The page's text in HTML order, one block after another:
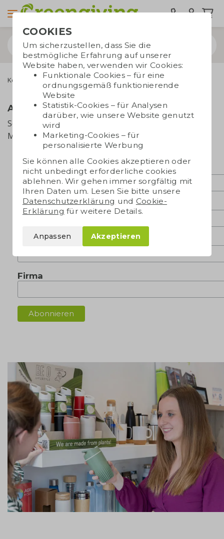
Kontakt Anmelden newsletter
Anmelden Newsletter
Schön, dass Sie auf dem Laufenden bleiben wollen!
Melden Sie sich hier für unseren Newsletter an.
E-Mail-Addresse*
Vorname
Nachname
Firma
COOKIES
Um sicherzustellen, dass Sie die
bestmögliche Erfahrung auf unserer
Website haben, verwenden wir Cookies:
Funktionale Cookies – für eine
ordnungsgemäß funktionierende
Website
Statistik-Cookies – für Analysen
darüber, wie unsere Website genutzt
wird
Marketing-Cookies – für
personalisierte Werbung
Sie können alle Cookies akzeptieren oder
nicht unbedingt erforderliche cookies
ablehnen. Wir gehen immer sorgfältig mit
Ihren Daten um. Lesen Sie bitte unsere
Datenschutzerklärung und Cookie-
Erklärung für weitere Details.
Anpassen Akzeptieren